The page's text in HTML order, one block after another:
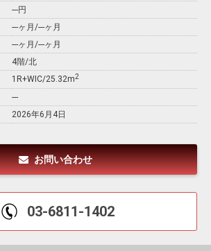
---円
---ヶ月 /---ヶ月
---ヶ月 /---ヶ月
4階/北
1R+WIC/25.32m2
---
2026年6月4日
お問い合わせ
03-6811-1402